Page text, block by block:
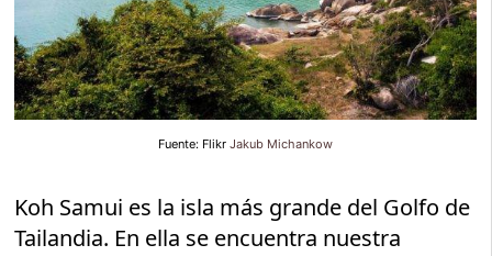
Fuente: Flikr Jakub Michankow
Koh Samui es la isla más grande del Golfo de
Tailandia. En ella se encuentra nuestra